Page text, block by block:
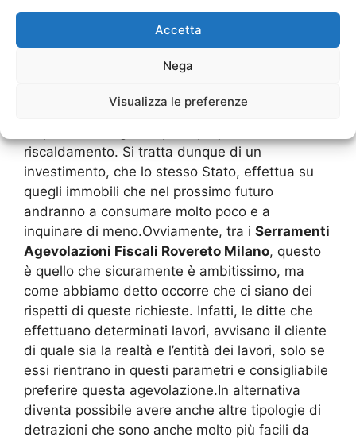
Accetta
Nega
Visualizza le preferenze
supportare alcune caratteristiche di
miglioramento di un’ambiente domestico e
questo permette di accedere esattamente a
questo ecobonus. L’interno è quello di avere
degli immobili che sono altamente
ecosostenibili, cioè che hanno un minimo
riscaldamento. Si tratta dunque di un
investimento, che lo stesso Stato, effettua su
quegli immobili che nel prossimo futuro
andranno a consumare molto poco e a
inquinare di meno.Ovviamente, tra i Serramenti
Agevolazioni Fiscali Rovereto Milano, questo
è quello che sicuramente è ambitissimo, ma
come abbiamo detto occorre che ci siano dei
rispetti di queste richieste. Infatti, le ditte che
effettuano determinati lavori, avvisano il cliente
di quale sia la realtà e l’entità dei lavori, solo se
essi rientrano in questi parametri e consigliabile
preferire questa agevolazione.In alternativa
diventa possibile avere anche altre tipologie di
detrazioni che sono anche molto più facili da